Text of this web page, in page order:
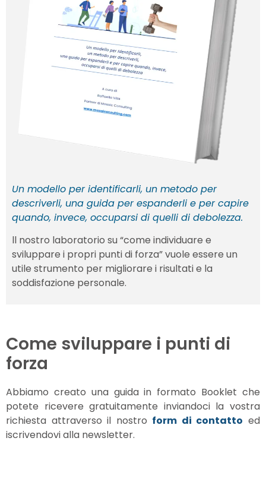
Un modello per identificarli, un metodo per
descriverli, una guida per espanderli e per capire
quando, invece, occuparsi di quelli di debolezza.
ll nostro laboratorio su “come individuare e
sviluppare i propri punti di forza” vuole essere un
utile strumento per migliorare i risultati e la
soddisfazione personale.
Come sviluppare i punti di
forza
Abbiamo creato una guida in formato Booklet che
potete ricevere gratuitamente inviandoci la vostra
richiesta attraverso il nostro form di contatto ed
iscrivendovi alla newsletter.